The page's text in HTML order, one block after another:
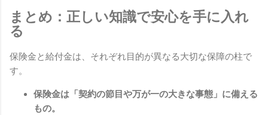
まとめ：正しい知識で安心を手に入れ
る
保険金と給付金は、それぞれ目的が異なる大切な保障の柱で
す。
保険金は「契約の節目や万が一の大きな事態」に備える
もの。